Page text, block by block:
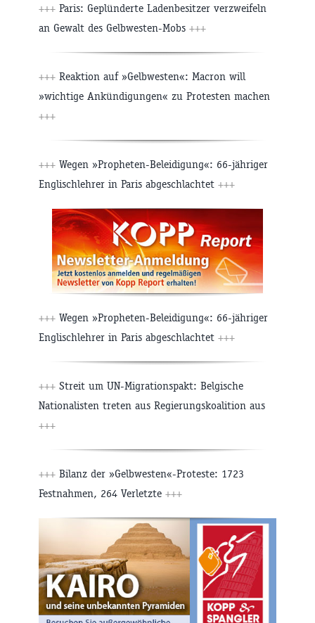
+++ Paris: Geplünderte Ladenbesitzer verzweifeln
an Gewalt des Gelbwesten-Mobs +++
+++ Reaktion auf »Gelbwesten«: Macron will
»wichtige Ankündigungen« zu Protesten machen
+++
+++ Wegen »Propheten-Beleidigung«: 66-jähriger
Englischlehrer in Paris abgeschlachtet +++
+++ Wegen »Propheten-Beleidigung«: 66-jähriger
Englischlehrer in Paris abgeschlachtet +++
+++ Streit um UN-Migrationspakt: Belgische
Nationalisten treten aus Regierungskoalition aus
+++
+++ Bilanz der »Gelbwesten«-Proteste: 1723
Festnahmen, 264 Verletzte +++